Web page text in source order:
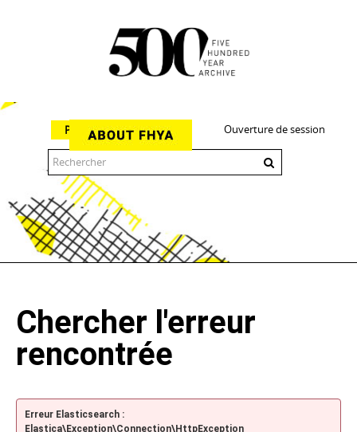
Ouverture de session
Parcourir
Chercher l'erreur
rencontrée
Erreur Elasticsearch :
Elastica\Exception\Connection\HttpException